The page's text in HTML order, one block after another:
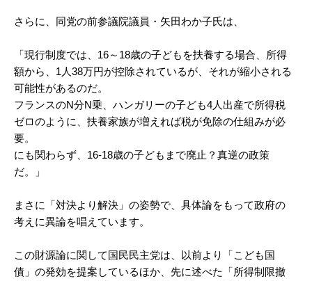
さらに、同党の前参議院議員・矢田わか子氏は、
「現行制度では、16～18歳の子どもを扶養する場合、所得
額から、1人38万円が控除されているが、それが縮小される
可能性があるのだ。
フランスのN分N乗、ハンガリーの子ども4人出産で所得税
ゼロのように、扶養家族が増えれば税が免除の仕組みが必
要。
にも関わらず、16-18歳の子どもまで廃止？真逆の政策
だ。」
まさに「対決より解決」の姿勢で、具体論をもって政府の
考えに異論を唱えています。
この財源論に関して国民民主党は、以前より「こども国
債」の発効を提案しているほか、先に述べた「所得制限撤